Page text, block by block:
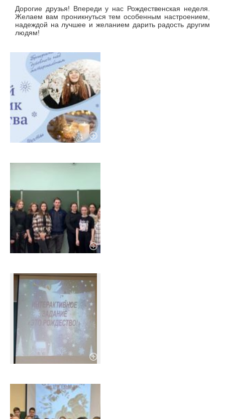
Дорогие друзья! Впереди у нас Рождественская неделя.
Желаем вам проникнуться тем особенным настроением,
надеждой на лучшее и желанием дарить радость другим
людям!